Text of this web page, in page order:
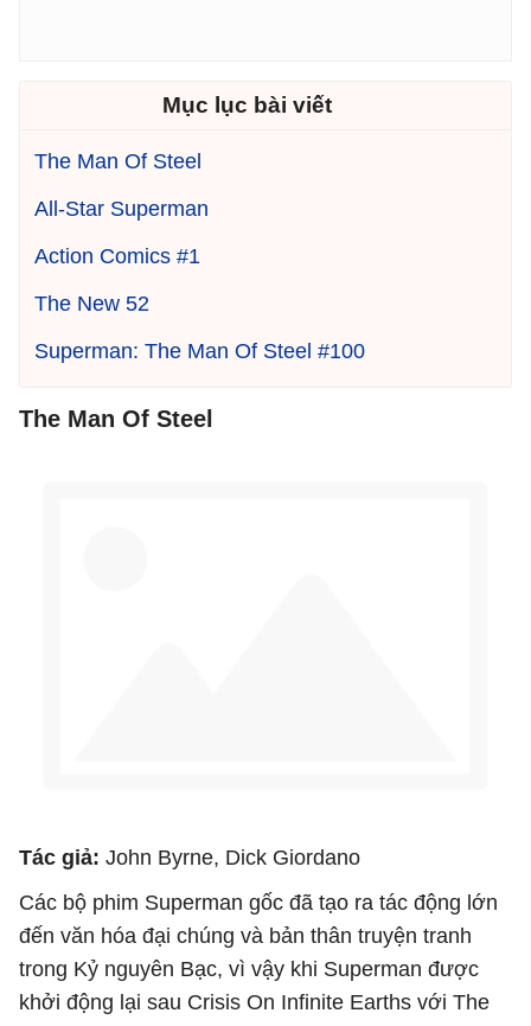
Mục lục bài viết
The Man Of Steel
All-Star Superman
Action Comics #1
The New 52
Superman: The Man Of Steel #100
The Man Of Steel
Tác giả: John Byrne, Dick Giordano
Các bộ phim Superman gốc đã tạo ra tác động lớn
đến văn hóa đại chúng và bản thân truyện tranh
trong Kỷ nguyên Bạc, vì vậy khi Superman được
khởi động lại sau Crisis On Infinite Earths với The